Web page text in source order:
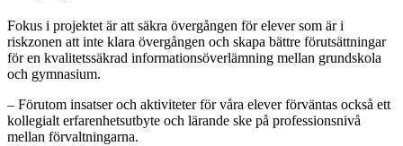
Fokus i projektet är att säkra övergången för elever som är i
riskzonen att inte klara övergången och skapa bättre förutsättningar
för en kvalitetssäkrad informationsöverlämning mellan grundskola
och gymnasium.
– Förutom insatser och aktiviteter för våra elever förväntas också ett
kollegialt erfarenhetsutbyte och lärande ske på professionsnivå
mellan förvaltningarna.